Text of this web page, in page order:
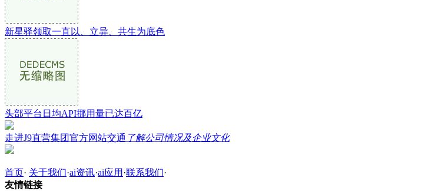
新星驿领取一直以、立异、共生为底色
头部平台日均API挪用量已达百亿
走进J9直营集团官方网站交通 了解公司情况及企业文化
首页· 关于我们·ai资讯·ai应用 ·联系我们·
友情链接